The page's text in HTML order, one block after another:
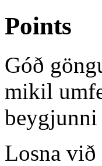
Points
Góð
mikil
beygjunni
Losna